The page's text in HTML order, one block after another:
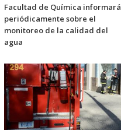
Facultad de Química informará
periódicamente sobre el
monitoreo de la calidad del
agua